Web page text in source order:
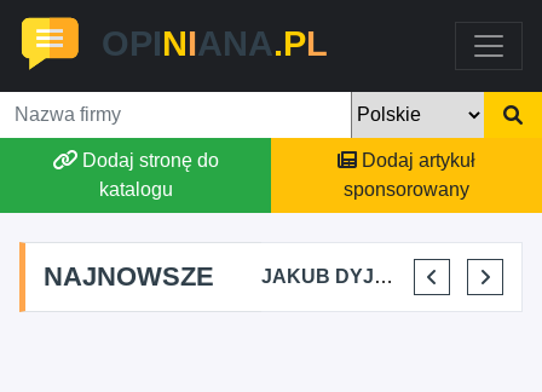
OPINIANA.PL
Dodaj stronę do
katalogu
Dodaj artykuł
sponsorowany
NAJNOWSZE
MARTA BRACHA JAKUB DYJAKIEWICZ POLISH LODA ELENA MAKARCHIK